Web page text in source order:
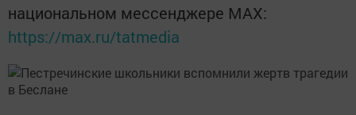
национальном мессенджере MАХ:
https://max.ru/tatmedia